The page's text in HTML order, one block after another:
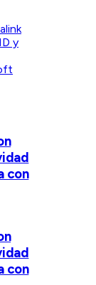
con
con